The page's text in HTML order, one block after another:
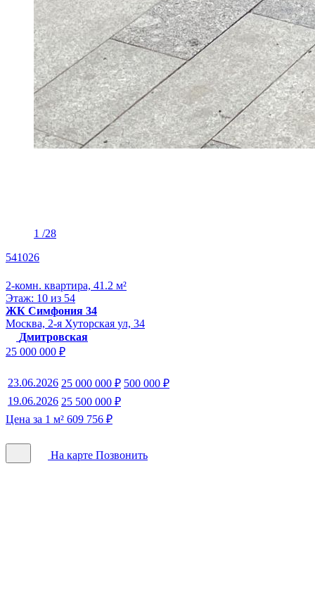
1 /28
541026
2-комн. квартира, 41.2 м²
Этаж: 10 из 54
ЖК Симфония 34
Москва, 2-я Хуторская ул, 34
Дмитровская
25 000 000 ₽
23.06.2026 25 000 000 ₽ 500 000 ₽
19.06.2026 25 500 000 ₽
Цена за 1 м² 609 756 ₽
На карте Позвонить